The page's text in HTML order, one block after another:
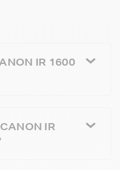
IR 1600
IR